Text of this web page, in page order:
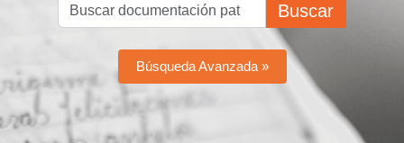
Buscar
Búsqueda Avanzada »